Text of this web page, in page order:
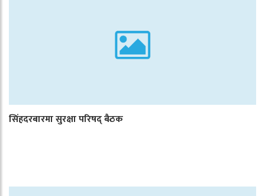
सिंहदरबारमा सुरक्षा परिषद् बैठक